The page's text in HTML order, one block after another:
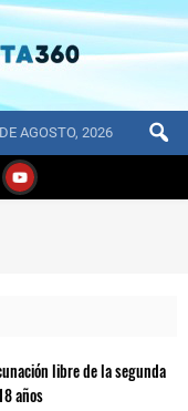
AGOSTO, 2026
libre de la segunda
años